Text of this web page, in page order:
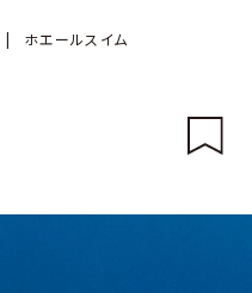
| ホエールスイム